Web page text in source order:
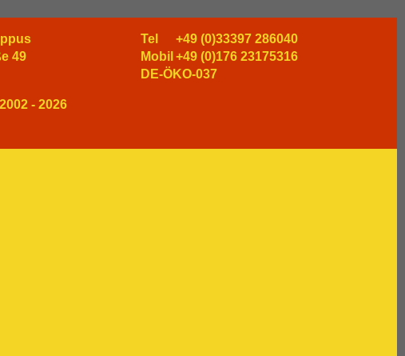
49
Tel
+49 (0)33397 286040
Mobil +49 (0)176 23175316
DE-ÖKO-037
- 2026